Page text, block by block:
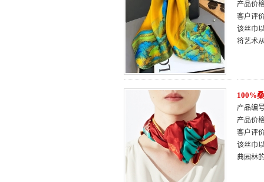
产品价
客户评
该丝巾
将艺术
100%
产品编
产品价
客户评
该丝巾
典园林